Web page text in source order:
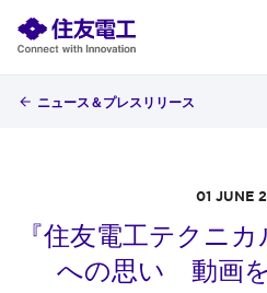
ニュース＆プレスリリース
01 JUNE
『住友電工テクニ
への思い 動画